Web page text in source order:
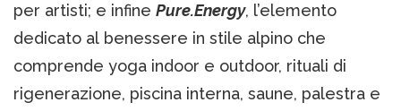
per artisti; e infine Pure.Energy, l’elemento
dedicato al benessere in stile alpino che
comprende yoga indoor e outdoor, rituali di
rigenerazione, piscina interna, saune, palestra e